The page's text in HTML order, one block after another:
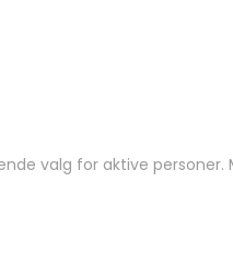
valg for aktive